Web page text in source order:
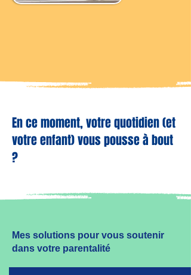
En ce moment, votre quotidien (et
votre enfant) vous pousse à bout
?
Mes solutions pour vous soutenir
dans votre parentalité